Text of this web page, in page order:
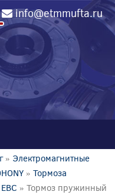
info@etmmufta.ru
» Электромагнитные
» Тормоза
» Тормоз пружинный